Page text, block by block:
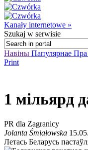
Kanały internetowe »
Szukaj w serwisie
Навіны Папулярнае Пра
Print
1 мільярд
PR dla Zagranicy
Jolanta Śmiałowska
Летась Беларусь